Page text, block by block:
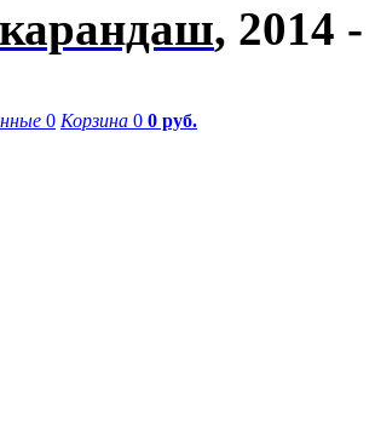
, 2014 -
0 Корзина 0 0 руб.